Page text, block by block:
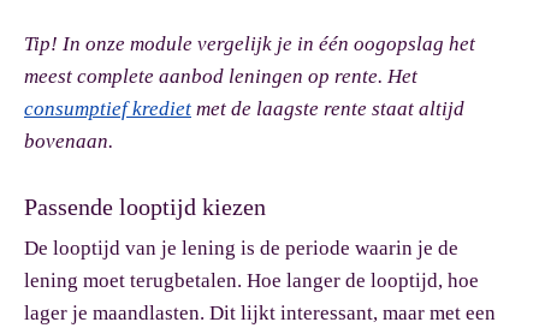
Tip! In onze module vergelijk je in één oogopslag het
meest complete aanbod leningen op rente. Het
consumptief krediet met de laagste rente staat altijd
bovenaan.
Passende looptijd kiezen
De looptijd van je lening is de periode waarin je de
lening moet terugbetalen. Hoe langer de looptijd, hoe
lager je maandlasten. Dit lijkt interessant, maar met een